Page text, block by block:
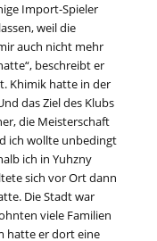
Import-Spieler
weil die
auch nicht mehr
beschreibt er
Khimik hatte in der
das Ziel des Klubs
die Meisterschaft
ich wollte unbedingt
ich in Yuhzny
sich vor Ort dann
Die Stadt war
viele Familien
hatte er dort eine